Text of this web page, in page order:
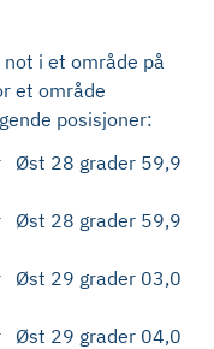
i et område på
et område
posisjoner:
Øst 28 grader 59,9
Øst 28 grader 59,9
Øst 29 grader 03,0
Øst 29 grader 04,0